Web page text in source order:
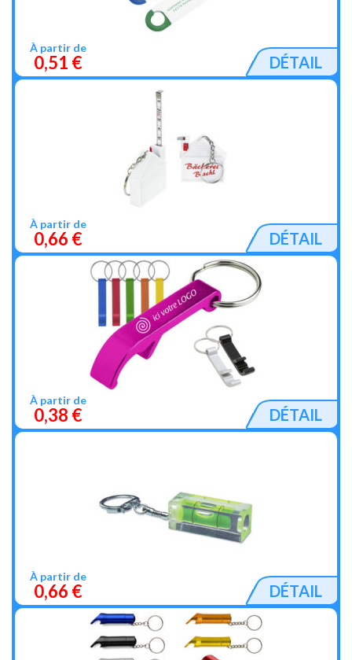
À partir de
0,51 € DÉTAIL
À partir de
0,66 € DÉTAIL
À partir de
0,38 € DÉTAIL
À partir de
0,66 € DÉTAIL